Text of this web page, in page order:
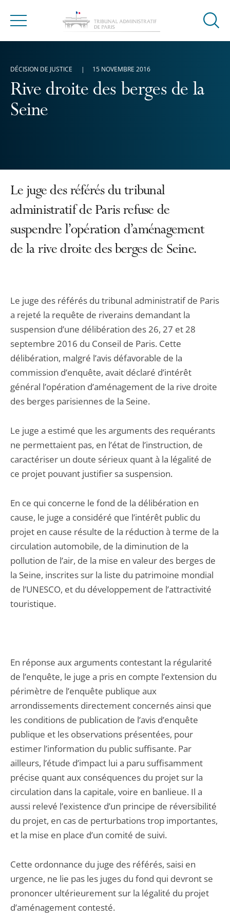
Menu
Ouvrir
Rive droite des berges de la
Seine
DÉCISION DE JUSTICE 15 NOVEMBRE 2016
Le juge des référés du tribunal
administratif de Paris refuse de
suspendre l’opération d’aménagement
de la rive droite des berges de Seine.
Le juge des référés du tribunal administratif de Paris
a rejeté la requête de riverains demandant la
suspension d’une délibération des 26, 27 et 28
septembre 2016 du Conseil de Paris. Cette
délibération, malgré l’avis défavorable de la
commission d’enquête, avait déclaré d’intérêt
général l’opération d’aménagement de la rive droite
des berges parisiennes de la Seine.
Le juge a estimé que les arguments des requérants
ne permettaient pas, en l’état de l’instruction, de
caractériser un doute sérieux quant à la légalité de
ce projet pouvant justifier sa suspension.
En ce qui concerne le fond de la délibération en
cause, le juge a considéré que l’intérêt public du
projet en cause résulte de la réduction à terme de la
circulation automobile, de la diminution de la
pollution de l’air, de la mise en valeur des berges de
la Seine, inscrites sur la liste du patrimoine mondial
de l’UNESCO, et du développement de l’attractivité
touristique.
En réponse aux arguments contestant la régularité
de l’enquête, le juge a pris en compte l’extension du
périmètre de l’enquête publique aux
arrondissements directement concernés ainsi que
les conditions de publication de l’avis d’enquête
publique et les observations présentées, pour
estimer l’information du public suffisante. Par
ailleurs, l’étude d’impact lui a paru suffisamment
précise quant aux conséquences du projet sur la
circulation dans la capitale, voire en banlieue. Il a
aussi relevé l’existence d’un principe de réversibilité
du projet, en cas de perturbations trop importantes,
et la mise en place d’un comité de suivi.
Cette ordonnance du juge des référés, saisi en
urgence, ne lie pas les juges du fond qui devront se
prononcer ultérieurement sur la légalité du projet
d’aménagement contesté.